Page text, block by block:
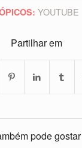
YOUTUBE
Partilhar em
pode gostar